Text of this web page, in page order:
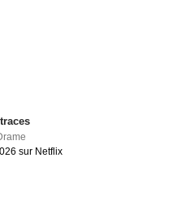
sur Netflix